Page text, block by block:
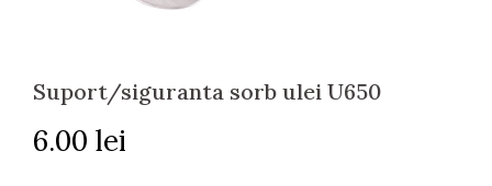
Suport/siguranta sorb ulei U650
6.00 lei